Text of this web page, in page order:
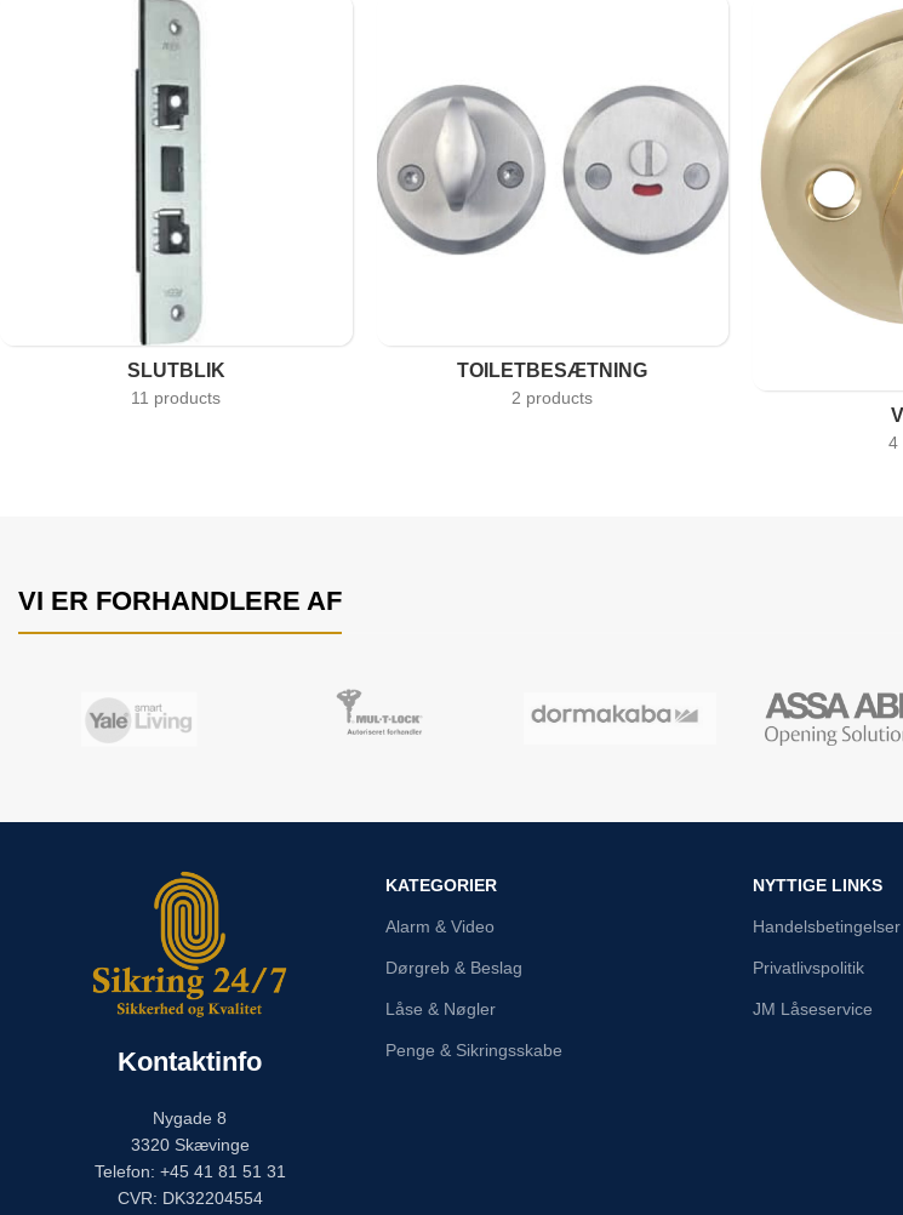
SLUTBLIK
11 products
TOILETBESÆTNING
2 products
4
VI ER FORHANDLERE AF
Kontaktinfo
Nygade 8
3320 Skævinge
Telefon: +45 41 81 51 31
CVR: DK32204554
KATEGORIER
Alarm & Video
Dørgreb & Beslag
Låse & Nøgler
Penge & Sikringsskabe
NYTTIGE LINKS
Handelsbetingelser
Privatlivspolitik
JM Låseservice